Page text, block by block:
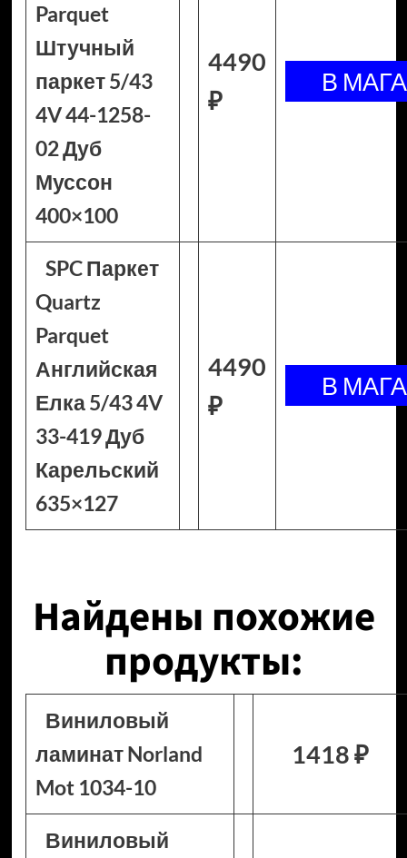
Parquet
Штучный
паркет 5/43
4V 44-1258-
02 Дуб
Муссон
400×100
4490
₽
SPC Паркет
Quartz
Parquet
Английская
Елка 5/43 4V
33-419 Дуб
Карельский
635×127
4490
₽
Найдены похожие
продукты:
Виниловый
ламинат Norland
Mot 1034-10
1418 ₽
Виниловый